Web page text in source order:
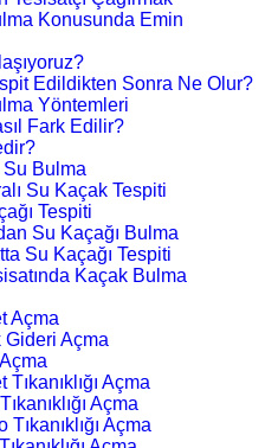
Konusunda Emin
Edildikten Sonra Ne Olur?
Yöntemleri
Fark Edilir?
Bulma
Su Kaçak Tespiti
Tespiti
Su Kaçağı Bulma
Su Kaçağı Tespiti
Kaçak Bulma
Açma
Gideri Açma
Açma
Açma
Açma